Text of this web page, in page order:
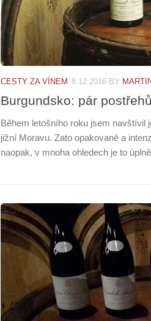
CESTY ZA VÍNEM 8.12.2016 BY
Burgundsko: pár postřehů
Během letošního roku jsem navštívil
jižní Moravu. Zato opakovaně a
naopak, v mnoha ohledech je to